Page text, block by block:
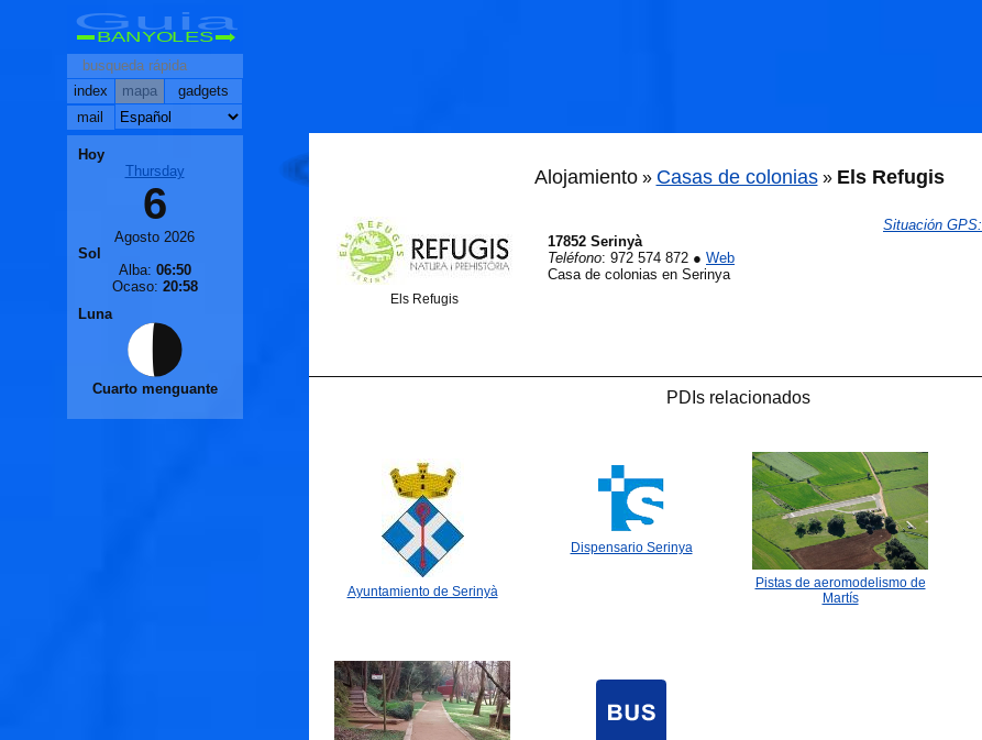
Alojamiento» Casas de colonias» Els Refugis
Els Refugis
Situación GPS:
17852 Serinyà
Teléfono: 972 574 872 ● Web
Casa de colonias en Serinya
PDIs relacionados
Ayuntamiento de Serinyà
Dispensario Serinya
Pistas de aeromodelismo de
Martís
Guia
BANYOLES
index mapa
gadgets
mail
Hoy
Thursday
6
Agosto 2026
Sol
Alba: 06:50
Ocaso: 20:58
Luna
Cuarto menguante
🐟
🐟